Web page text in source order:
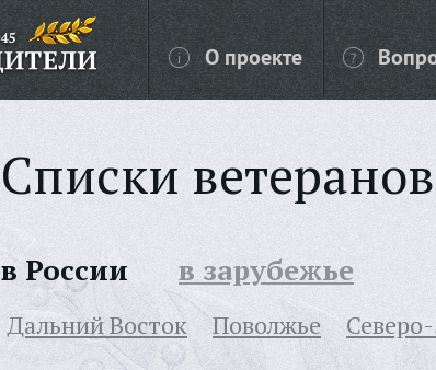
О проекте
Списки ветеранов
в России в зарубежье
Дальний Восток Поволжье